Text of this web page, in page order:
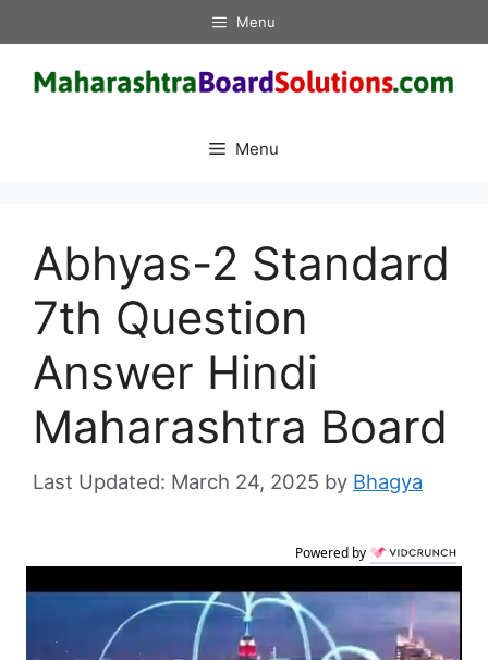
to
content
Menu
Menu
Abhyas-2 Standard
7th Question
Answer Hindi
Maharashtra Board
March 24, 2025 by Bhagya
Powered by